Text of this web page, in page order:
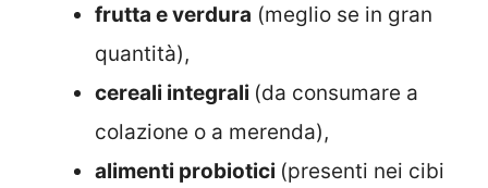
frutta e verdura (meglio se in gran
quantità),
cereali integrali (da consumare a
colazione o a merenda),
alimenti probiotici (presenti nei cibi